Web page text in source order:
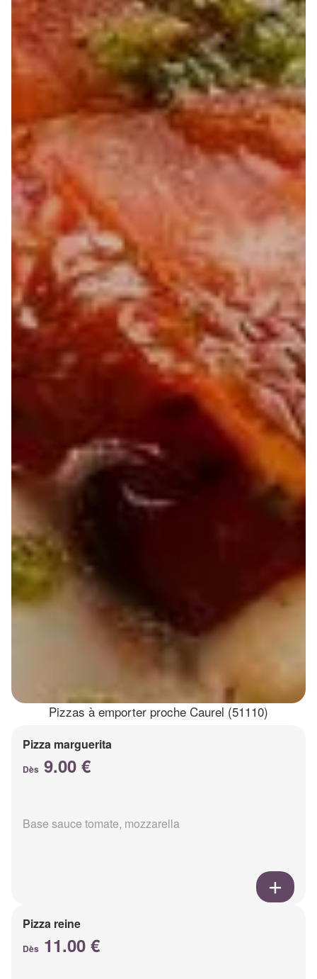
Pizzas à emporter proche Caurel (51110)
Pizza marguerita
Dès 9.00 €
Base sauce tomate, mozzarella
Pizza reine
Dès 11.00 €